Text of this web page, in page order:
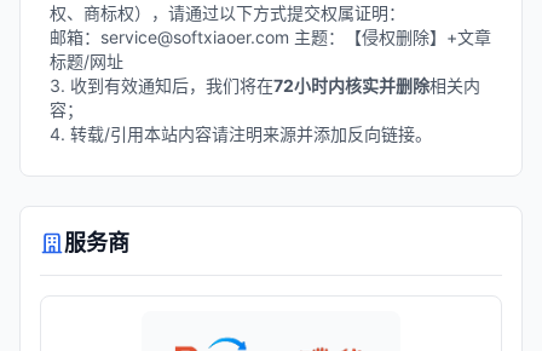
权、商标权），请通过以下方式提交权属证明：
邮箱：service@softxiaoer.com 主题：【侵权删除】+文章
标题/网址
3. 收到有效通知后，我们将在72小时内核实并删除相关内
容；
4. 转载/引用本站内容请注明来源并添加反向链接。
服务商